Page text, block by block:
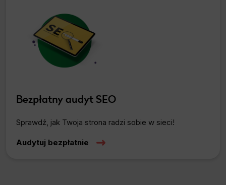
Bezpłatny audyt SEO
Sprawdź, jak Twoja strona radzi sobie w sieci!
Audytuj bezpłatnie